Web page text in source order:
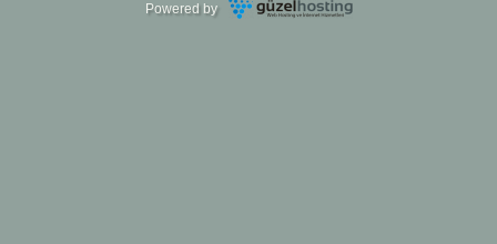
Powered by